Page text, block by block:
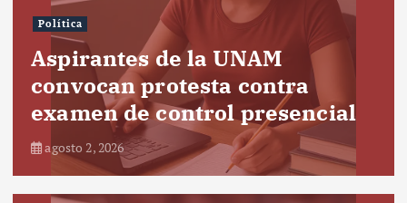
Política
Aspirantes de la UNAM
convocan protesta contra
examen de control presencial
agosto 2, 2026